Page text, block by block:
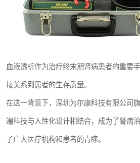
血液透析作为治疗终末期肾病患者的重要
接关系到患者的生存质量。
在这一背景下，深圳为尔康科技有限公司
端科技与人性化设计相结合，成为了肾病
了广大医疗机构和患者的青睐。